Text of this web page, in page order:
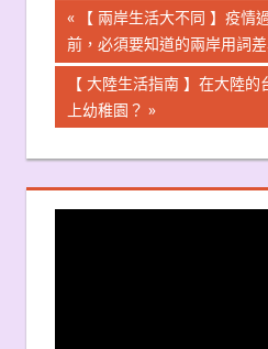
文
章
導
覽
Previous
Post:
【 兩岸生活大不同 】疫情
前，必須要知道的兩岸用詞
Next
Post:
【 大陸生活指南 】在大陸
上幼稚園？